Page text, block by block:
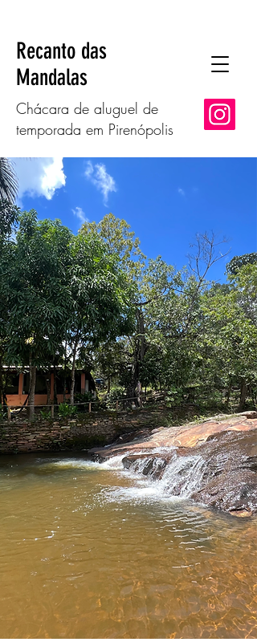
Recanto das
Mandalas
Chácara de aluguel de
temporada em Pirenópolis